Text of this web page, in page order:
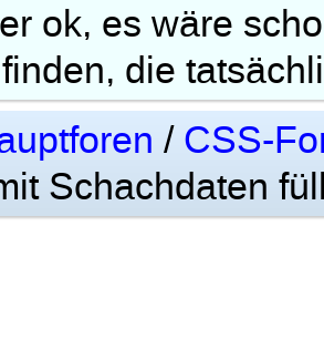
ok, es wäre
die
/ CSS-
Schachdaten